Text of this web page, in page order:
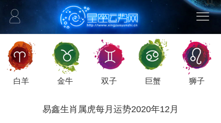
白羊 金牛 双子 巨蟹 狮子
易鑫生肖属虎每月运势2020年12月